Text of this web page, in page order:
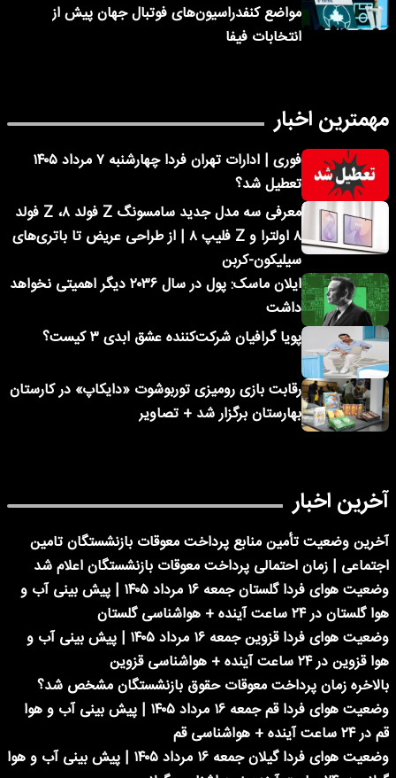
مواضع کنفدراسیون‌های فوتبال جهان پیش از
انتخابات فیفا
مهمترین اخبار
فوری | ادارات تهران فردا چهارشنبه ۷ مرداد ۱۴۰۵
تعطیل شد؟
معرفی سه مدل جدید سامسونگ Z فولد ۸، Z فولد
۸ اولترا و Z فلیپ ۸ | از طراحی عریض تا باتری‌های
سیلیکون-کربن
ایلان ماسک: پول در سال ۲۰۳۶ دیگر اهمیتی نخواهد
داشت
پویا گرافیان شرکت‌کننده عشق ابدی ۳ کیست؟
رقابت بازی رومیزی توربوشوت «دایکاپ» در کارستان
بهارستان برگزار شد + تصاویر
آخرین اخبار
آخرین وضعیت تأمین منابع پرداخت معوقات بازنشستگان تامین
اجتماعی | زمان احتمالی پرداخت معوقات بازنشستگان اعلام شد
وضعیت هوای فردا گلستان جمعه ۱۶ مرداد ۱۴۰۵ | پیش بینی آب و
هوا گلستان در ۲۴ ساعت آینده + هواشناسی گلستان
وضعیت هوای فردا قزوین جمعه ۱۶ مرداد ۱۴۰۵ | پیش بینی آب و
هوا قزوین در ۲۴ ساعت آینده + هواشناسی قزوین
بالاخره زمان پرداخت معوقات حقوق بازنشستگان مشخص شد؟
وضعیت هوای فردا قم جمعه ۱۶ مرداد ۱۴۰۵ | پیش بینی آب و هوا
قم در ۲۴ ساعت آینده + هواشناسی قم
وضعیت هوای فردا گیلان جمعه ۱۶ مرداد ۱۴۰۵ | پیش بینی آب و هوا